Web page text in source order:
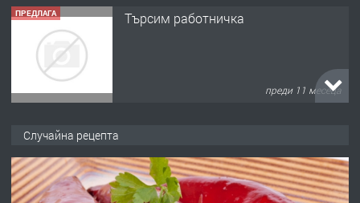
ПРЕДЛАГА Търсим работничка
преди 11 месеца
преди 1 година
Случайна рецепта